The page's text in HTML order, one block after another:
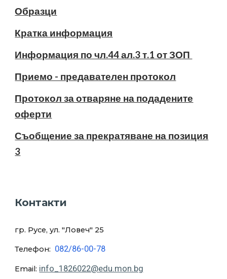
Образци
Кратка информация
Информация по чл.44 ал.3 т.1 от ЗОП
Приемо - предавателен протокол
Протокол за отваряне на подадените
оферти
Съобщение за прекратяване на позиция
3
Контакти
гр. Русе, ул. "Ловеч" 25
Телефон: 082/86-00-78
Email: info_1826022@edu.mon.bg